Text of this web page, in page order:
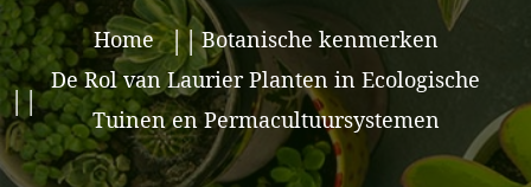
Home
Botanische kenmerken
De Rol van Laurier Planten in Ecologische
Tuinen en Permacultuursystemen